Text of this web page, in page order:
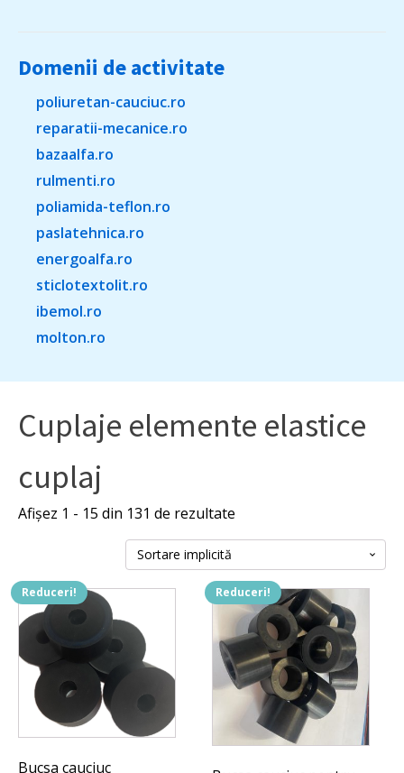
Domenii de activitate
poliuretan-cauciuc.ro
reparatii-mecanice.ro
bazaalfa.ro
rulmenti.ro
poliamida-teflon.ro
paslatehnica.ro
energoalfa.ro
sticlotextolit.ro
ibemol.ro
molton.ro
Cuplaje elemente elastice
cuplaj
Afișez 1 - 15 din 131 de rezultate
Reduceri!
Bucsa cauciuc
Reduceri!